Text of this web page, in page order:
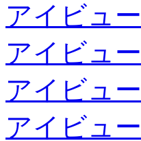
アイビュ
アイビュ
アイビュ
アイビュ